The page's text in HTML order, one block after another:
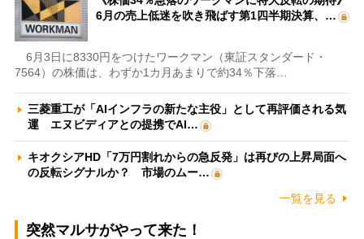
6月の売上低迷を吹き飛ばす第1四半期決算、…
6月3日に8330円をつけたワークマン（東証スタンダード・
7564）の株価は、わずか1カ月あまりで約34％下落…
三菱重工が「AIインフラの新たな主役」として再評価される気
運 エヌビディアとの提携でAI…
キオクシアHD「7万円割れからの急反発」は再びの上昇局面へ
の反転シグナルか？ 市場のムー…
一覧を見る
突然マルサがやって来た！